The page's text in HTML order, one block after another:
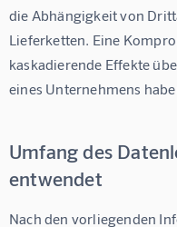
die Abhängigkeit von
Lieferketten. Eine
kaskadierende Effekte
eines Unternehmens
Umfang des
entwendet
Nach den vorliegenden